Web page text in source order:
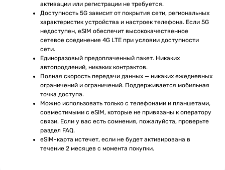
активации или регистрации не требуется.
Доступность 5G зависит от покрытия сети, региональных
характеристик устройства и настроек телефона. Если 5G
недоступен, eSIM обеспечит высококачественное
сетевое соединение 4G LTE при условии доступности
сети.
Единоразовый предоплаченный пакет. Никаких
автопродлений, никаких контрактов.
Полная скорость передачи данных — никаких ежедневных
ограничений и ограничений. Поддерживается мобильная
точка доступа.
Можно использовать только с телефонами и планшетами,
совместимыми с eSIM, которые не привязаны к оператору
связи. Если у вас есть сомнения, пожалуйста, проверьте
раздел FAQ.
eSIM-карта истечет, если не будет активирована в
течение 2 месяцев с момента покупки.